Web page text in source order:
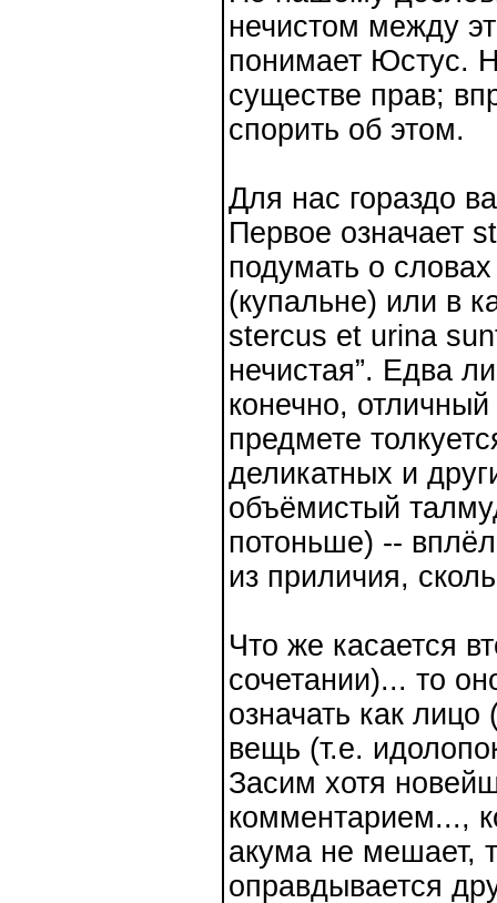
нечистом между
понимает Юстус.
существе прав;
спорить об этом.
Для нас гораздо
Первое означает
подумать о
(купальне) или в
stercus et urina
нечистая”. Едва
конечно,
предмете
деликатных и
объёмистый
потоньше) --
из приличия,
Что же касается
сочетании)... то
означать как
вещь (т.е.
Засим хотя
комментарием...,
акума не мешает,
оправдывается